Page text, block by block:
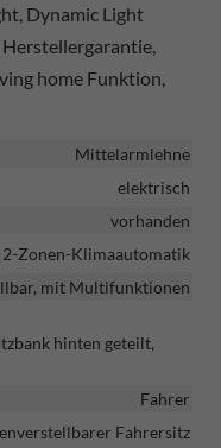
Dynamic Light
home Funktion,
Mittelarmlehne
elektrisch
vorhanden
Zonen-Klimaautomatik
mit Multifunktionen
hinten geteilt,
Fahrer
Fahrersitz